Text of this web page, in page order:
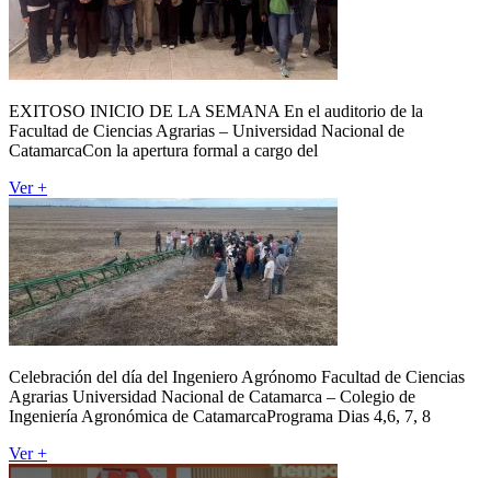
EXITOSO INICIO DE LA SEMANA En el auditorio de la
Facultad de Ciencias Agrarias – Universidad Nacional de
CatamarcaCon la apertura formal a cargo del
Ver +
Celebración del día del Ingeniero Agrónomo Facultad de Ciencias
Agrarias Universidad Nacional de Catamarca – Colegio de
Ingeniería Agronómica de CatamarcaPrograma Dias 4,6, 7, 8
Ver +